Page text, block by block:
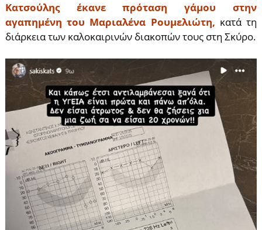
Κατσούλης έκανε πρόταση γάμου στην
αγαπημένη του Μαριαλένα Ρουμελιώτη, κατά τη
διάρκεια των καλοκαιρινών διακοπών τους στη Σκύρο.